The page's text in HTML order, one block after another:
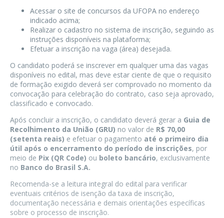
Acessar o site de concursos da UFOPA no endereço
indicado acima;
Realizar o cadastro no sistema de inscrição, seguindo as
instruções disponíveis na plataforma;
Efetuar a inscrição na vaga (área) desejada.
O candidato poderá se inscrever em qualquer uma das vagas
disponíveis no edital, mas deve estar ciente de que o requisito
de formação exigido deverá ser comprovado no momento da
convocação para celebração do contrato, caso seja aprovado,
classificado e convocado.
Após concluir a inscrição, o candidato deverá gerar a Guia de
Recolhimento da União (GRU) no valor de R$ 70,00
(setenta reais) e efetuar o pagamento até o primeiro dia
útil após o encerramento do período de inscrições, por
meio de Pix (QR Code) ou boleto bancário, exclusivamente
no Banco do Brasil S.A.
Recomenda-se a leitura integral do edital para verificar
eventuais critérios de isenção da taxa de inscrição,
documentação necessária e demais orientações específicas
sobre o processo de inscrição.